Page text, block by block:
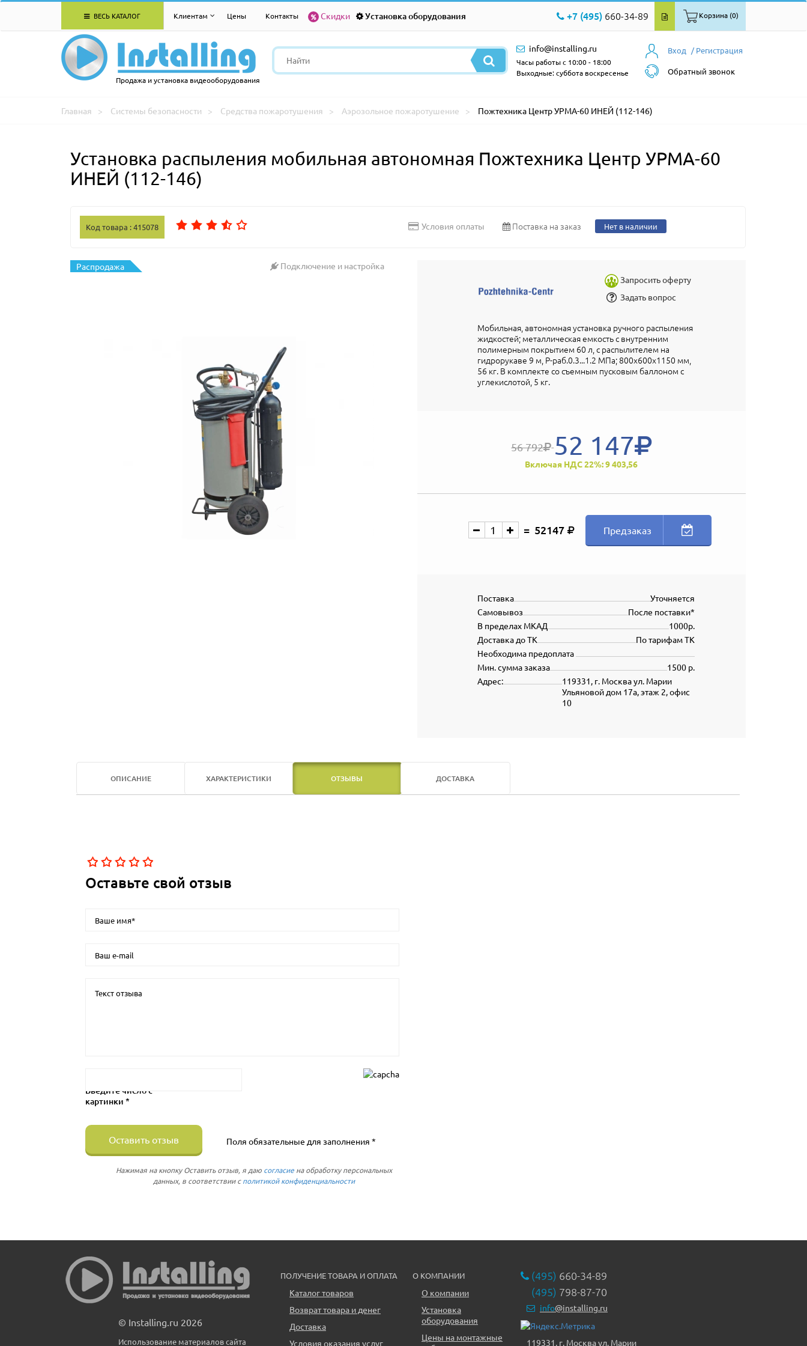
ВЕСЬ КАТАЛОГ Клиентам Цены Контакты Скидки Установка оборудования +7 (495) 660-34-89 Корзина (0)
Продажа и установка видеооборудования
Вход / Регистрация
Обратный звонок
info@installing.ru
Часы работы с 10:00 - 18:00
Выходные: суббота воскресенье
Главная Системы безопасности Средства пожаротушения Аэрозольное пожаротушение Пожтехника Центр УРМА-60 ИНЕЙ (112-146)
Установка распыления мобильная автономная Пожтехника Центр УРМА-60
ИНЕЙ (112-146)
Код товара : 415078 Условия оплаты Поставка на заказ Нет в наличии
Распродажа
Подключение и настройка
Запросить оферту
Задать вопрос
Мобильная, автономная установка ручного распыления
жидкостей; металлическая емкость с внутренним
полимерным покрытием 60 л, с распылителем на
гидрорукаве 9 м, P-раб.0.3...1.2 МПа; 800х600х1150 мм,
56 кг. В комплекте со съемным пусковым баллоном с
углекислотой, 5 кг.
56 792 52 147
Включая НДС 22%: 9 403,56
52147 Предзаказ
Уточняется
Поставка
После поставки*
Самовывоз
1000р.
В пределах МКАД
По тарифам ТК
Доставка до ТК
Необходима предоплата
1500 р.
Мин. сумма заказа
119331, г. Москва ул. Марии
Ульяновой дом 17а, этаж 2, офис
10
Адрес:
ОПИСАНИЕ ХАРАКТЕРИСТИКИ ОТЗЫВЫ ДОСТАВКА
Оставьте свой отзыв
Введите число с
картинки *
Оставить отзыв Поля обязательные для заполнения *
Нажимая на кнопку Оставить отзыв, я даю согласие на обработку персональных
данных, в соответствии сполитикой конфиденциальности
© Installing.ru 2026
Использование материалов сайта
ПОЛУЧЕНИЕ ТОВАРА И ОПЛАТА
Каталог товаров
Возврат товара и денег
Доставка
Условия оказания услуг
О КОМПАНИИ
О компании
Установка
оборудования
Цены на монтажные
(495) 660-34-89
(495) 798-87-70
info@installing.ru
119331, г. Москва ул. Марии